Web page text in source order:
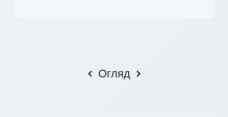
Огляд